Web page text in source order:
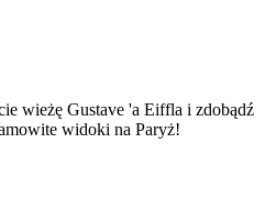
wieżę Gustave 'a Eiffla i zdobądź
widoki na Paryż!